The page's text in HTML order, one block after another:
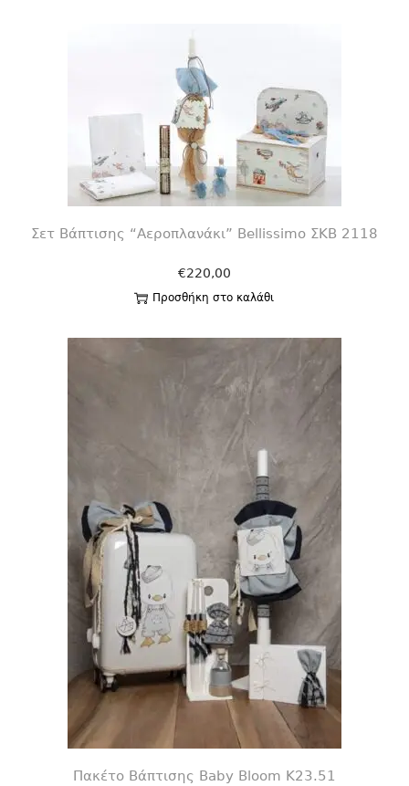
Σετ Βάπτισης “Αεροπλανάκι” Bellissimo ΣΚΒ 2118
€220,00
Προσθήκη στο καλάθι
Πακέτο Βάπτισης Baby Bloom K23.51